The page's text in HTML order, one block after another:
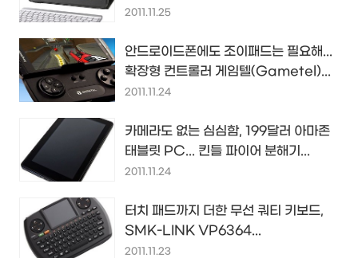
2011.11.25
안드로이드폰에도 조이패드는 필요해...
확장형 컨트롤러 게임텔(Gametel)...
2011.11.24
카메라도 없는 심심함, 199달러 아마존
태블릿 PC... 킨들 파이어 분해기...
2011.11.24
터치 패드까지 더한 무선 쿼티 키보드,
SMK-LINK VP6364...
2011.11.23